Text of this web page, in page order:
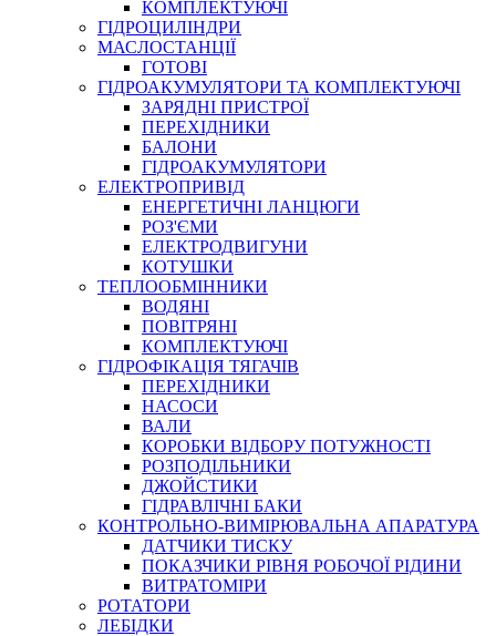
СПЕЦІАЛЬНІ
ГЕРМЕТИКИ
КЛЕЇ, ЦЕМЕНТИ, ЕПОКСИДКИ
РЕМОНТ ГІДРОЦИЛІНДРІВ
БОРЕКС, ЕО
КОМПЛЕКТУЮЧІ
ГІДРОЦИЛІНДРИ
МАСЛОСТАНЦІЇ
ГОТОВІ
ГІДРОАКУМУЛЯТОРИ ТА КОМПЛЕКТУЮЧІ
ЗАРЯДНІ ПРИСТРОЇ
ПЕРЕХІДНИКИ
БАЛОНИ
ГІДРОАКУМУЛЯТОРИ
ЕЛЕКТРОПРИВІД
ЕНЕРГЕТИЧНІ ЛАНЦЮГИ
РОЗ'ЄМИ
ЕЛЕКТРОДВИГУНИ
КОТУШКИ
ТЕПЛООБМІННИКИ
ВОДЯНІ
ПОВІТРЯНІ
КОМПЛЕКТУЮЧІ
ГІДРОФІКАЦІЯ ТЯГАЧІВ
ПЕРЕХІДНИКИ
НАСОСИ
ВАЛИ
КОРОБКИ ВІДБОРУ ПОТУЖНОСТІ
РОЗПОДІЛЬНИКИ
ДЖОЙСТИКИ
ГІДРАВЛІЧНІ БАКИ
КОНТРОЛЬНО-ВИМІРЮВАЛЬНА АПАРАТУРА
ДАТЧИКИ ТИСКУ
ПОКАЗЧИКИ РІВНЯ РОБОЧОЇ РІДИНИ
ВИТРАТОМІРИ
РОТАТОРИ
ЛЕБІДКИ